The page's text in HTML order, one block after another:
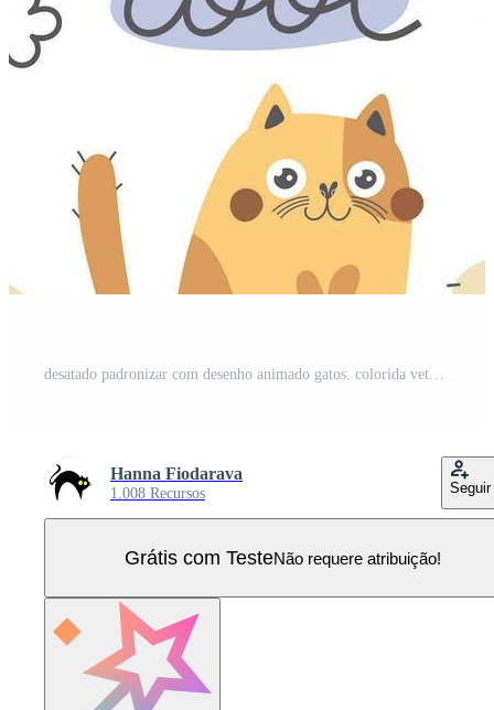
desatado padronizar com desenho animado gatos. colorida vetor plano para crianças. mão desenho. bebê Projeto para tecido, imprimir, embrulho, têxtil Vetor Pro
Hanna Fiodarava
1.008 Recursos Seguir
Grátis com TesteNão requere atribuição!